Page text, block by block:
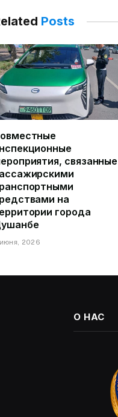
Posts
на
города
2026
О НАС